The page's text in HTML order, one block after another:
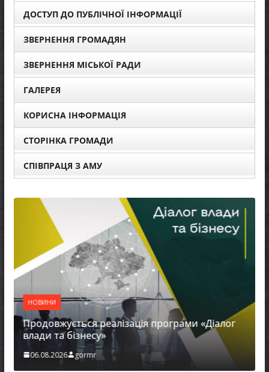
ДОСТУП ДО ПУБЛІЧНОЇ ІНФОРМАЦІЇ
ЗВЕРНЕННЯ ГРОМАДЯН
ЗВЕРНЕННЯ МІСЬКОЇ РАДИ
ГАЛЕРЕЯ
КОРИСНА ІНФОРМАЦІЯ
СТОРІНКА ГРОМАДИ
СПІВПРАЦЯ З АМУ
НОВИНИ
Продовжується реалізація програми «Діалог
влади та бізнесу»
06.08.2026 gormr